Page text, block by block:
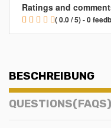
Ratings and
( 0.0 / 5) - 0
BESCHREIBUNG
QUESTIONS(FAQS)